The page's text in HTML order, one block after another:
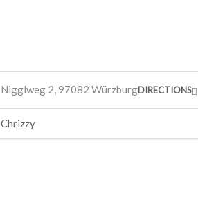
Nigglweg 2, 97082 WürzburgDIRECTIONS
Chrizzy